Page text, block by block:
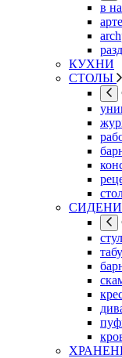
в
КУХНИ
СТОЛЫ